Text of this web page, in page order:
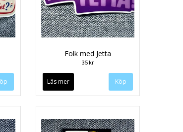
Folk med Jetta
35 kr
Läs mer